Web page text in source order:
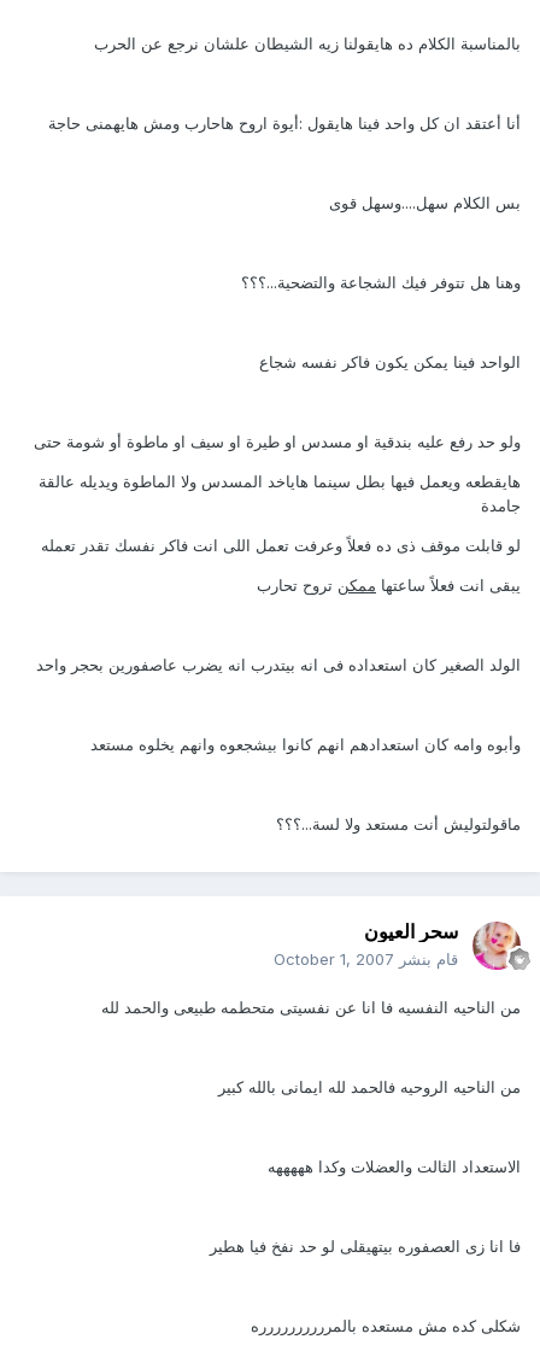
بالمناسبة الكلام ده هايقولنا زيه الشيطان علشان نرجع عن الحرب
أنا أعتقد ان كل واحد فينا هايقول :أيوة اروح هاحارب ومش هايهمنى حاجة
بس الكلام سهل....وسهل قوى
وهنا هل تتوفر فيك الشجاعة والتضحية...؟؟؟
الواحد فينا يمكن يكون فاكر نفسه شجاع
ولو حد رفع عليه بندقية او مسدس او طيرة او سيف او ماطوة أو شومة حتى
هايقطعه ويعمل فيها بطل سينما هاياخد المسدس ولا الماطوة ويديله عالقة
جامدة
لو قابلت موقف ذى ده فعلاً وعرفت تعمل اللى انت فاكر نفسك تقدر تعمله
يبقى انت فعلاً ساعتها ممكنتروح تحارب
الولد الصغير كان استعداده فى انه بيتدرب انه يضرب عاصفورين بحجر واحد
وأبوه وامه كان استعدادهم انهم كانوا بيشجعوه وانهم يخلوه مستعد
ماقولتوليش أنت مستعد ولا لسة...؟؟؟
سحر العيون
قام بنشر October 1, 2007
من الناحيه النفسيه فا انا عن نفسيتى متحطمه طبيعى والحمد لله
من الناحيه الروحيه فالحمد لله ايمانى بالله كبير
الاستعداد الثالت والعضلات وكدا هههههه
فا انا زى العصفوره بيتهيقلى لو حد نفخ فيا هطير
شكلى كده مش مستعده بالمرررررررررره